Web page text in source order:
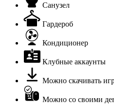
Санузел
Гардероб
Кондиционер
Клубные аккаунты
Можно скачивать
Можно со своими